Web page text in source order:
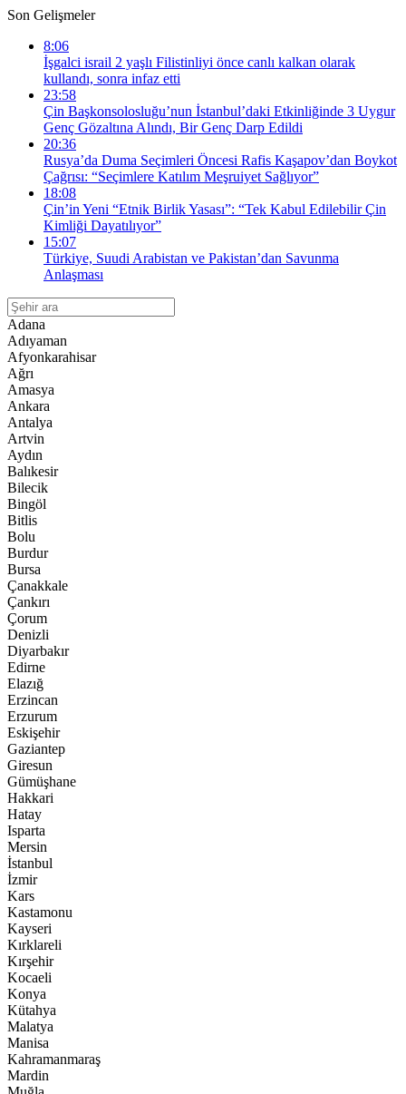
Son Gelişmeler
8:06
İşgalci israil 2 yaşlı Filistinliyi önce canlı kalkan olarak
kullandı, sonra infaz etti
23:58
Çin Başkonsolosluğu’nun İstanbul’daki Etkinliğinde 3 Uygur
Genç Gözaltına Alındı, Bir Genç Darp Edildi
20:36
Rusya’da Duma Seçimleri Öncesi Rafis Kaşapov’dan Boykot
Çağrısı: “Seçimlere Katılım Meşruiyet Sağlıyor”
18:08
Çin’in Yeni “Etnik Birlik Yasası”: “Tek Kabul Edilebilir Çin
Kimliği Dayatılıyor”
15:07
Türkiye, Suudi Arabistan ve Pakistan’dan Savunma
Anlaşması
Adana
Adıyaman
Afyonkarahisar
Ağrı
Amasya
Ankara
Antalya
Artvin
Aydın
Balıkesir
Bilecik
Bingöl
Bitlis
Bolu
Burdur
Bursa
Çanakkale
Çankırı
Çorum
Denizli
Diyarbakır
Edirne
Elazığ
Erzincan
Erzurum
Eskişehir
Gaziantep
Giresun
Gümüşhane
Hakkari
Hatay
Isparta
Mersin
İstanbul
İzmir
Kars
Kastamonu
Kayseri
Kırklareli
Kırşehir
Kocaeli
Konya
Kütahya
Malatya
Manisa
Kahramanmaraş
Mardin